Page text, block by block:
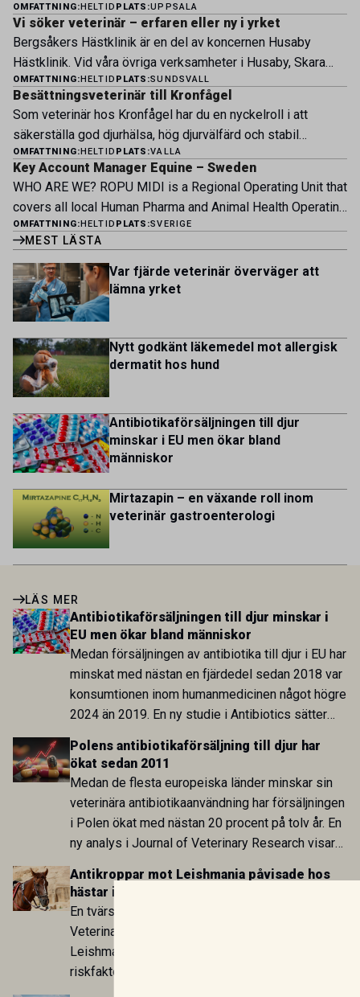
nu sin specialistverksamhet och söker legitimerade
veterinärer med specialistkompetens som vill vara med
och forma vårt nästa kapitel. Hos oss möter du ett
engagerat team, moderna faciliteter och verkliga
möjligheter att bedriva avancerad djursjukvård. Vad vi
erbjuder Särskilt meriterande: […]
OMFATTNING:HELTID PLATS:UPPSALA
Vi söker veterinär – erfaren eller ny i yrket
Bergsåkers Hästklinik är en del av koncernen Husaby
Hästklinik. Vid våra övriga verksamheter i Husaby, Skara
och Bjertorp jobbar idag ett 60-tal medarbetare. Om kliniken
Bergsåkers Hästklinik bedriver veterinärverksamhet i en
modern klinik vid Bergsåkers travbana, Sundsvall. Vi
erbjuder ett mångfasetterat utbud av undersökningar och
behandlingar i välutrustade lokaler. Vi har cirka 7 500
patienter […]
OMFATTNING:HELTID PLATS:SUNDSVALL
Besättningsveterinär till Kronfågel
Som veterinär hos Kronfågel har du en nyckelroll i att
säkerställa god djurhälsa, hög djurvälfärd och stabil
produktion genom hela värdekedjan. Du arbetar nära våra
kontrakterade uppfödare och tillsammans med kollegor
inom produktion, kläckeri, slakt och kvalitet. Rollen präglas
av proaktivt arbete, kunskapsdelning och kontinuerlig
utveckling, där du bidrar till att stärka svensk
kycklingproduktion – […]
OMFATTNING:HELTID PLATS:VALLA
Key Account Manager Equine – Sweden
WHO ARE WE? ROPU MIDI is a Regional Operating Unit that
covers all local Human Pharma and Animal Health Operating
Units across Belgium, Denmark, Norway, Finland, Greece,
Portugal, Sweden, and The Netherlands. MIDI has a
multicultural and diverse work environment. More than
1.800 employees are striving to work together to improve
lives for patients and […]
OMFATTNING:HELTID PLATS:SVERIGE
MEST LÄSTA
Var fjärde veterinär överväger att
lämna yrket
Nytt godkänt läkemedel mot allergisk
dermatit hos hund
Antibiotikaförsäljningen till djur
minskar i EU men ökar bland
människor
Mirtazapin – en växande roll inom
veterinär gastroenterologi
LÄS MER
Antibiotikaförsäljningen till djur minskar i
EU men ökar bland människor
Medan försäljningen av antibiotika till djur i EU har
minskat med nästan en fjärdedel sedan 2018 var
konsumtionen inom humanmedicinen något högre
2024 än 2019. En ny studie i Antibiotics sätter
utvecklingen inom de båda sektorerna sida vid
sida och pekar på en obalans i EU:s One Health-
arbete.
Polens antibiotikaförsäljning till djur har
ökat sedan 2011
Medan de flesta europeiska länder minskar sin
veterinära antibiotikaanvändning har försäljningen
i Polen ökat med nästan 20 procent på tolv år. En
ny analys i Journal of Veterinary Research visar
att skillnaden mot lågförbrukarländer som
Sverige är fortsatt stor.
Antikroppar mot Leishmania påvisade hos
hästar i Jordanien
En tvärsnittsstudie publicerad i Iraqi Journal of
Veterinary Sciences visar antikroppar mot
Leishmania hos drygt var tionde häst i
riskfaktoranalysen. Seropositiviteten var särskilt
hög i Zarqa och statistiskt kopplad till bland